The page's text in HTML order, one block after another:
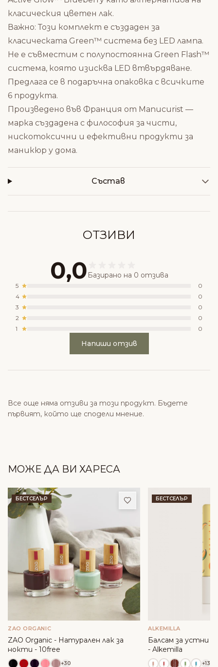
класическия цветен лак.
Важно: Този комплект е създаден за
класическата Green™ система без LED лампа.
Не е съвместим с полупостоянна Green Flash™
система, която изисква LED втвърдяване.
Предлага се в подаръчна опаковка с всичките
6 продукта.
Произведено във Франция от Manucurist —
марка създадена с философия за чисти,
нискотоксични и ефективни продукти за
маникюр у дома.
Състав
ОТЗИВИ
0,0 Базирано на 0 отзива
5
0
4
0
3
0
2
0
1
0
Напиши отзив
Все още няма отзиви за този продукт. Бъдете
първият, който ще сподели мнение.
МОЖЕ ДА ВИ ХАРЕСА
БЕСТСЕЛЪР Добави в любими
ZAO ORGANIC
ZAO Organic - Натурален лак за
нокти - 10free
+30
БЕСТСЕЛЪР
ALKEMILLA
Балсам за устни с
- Alkemilla
+13